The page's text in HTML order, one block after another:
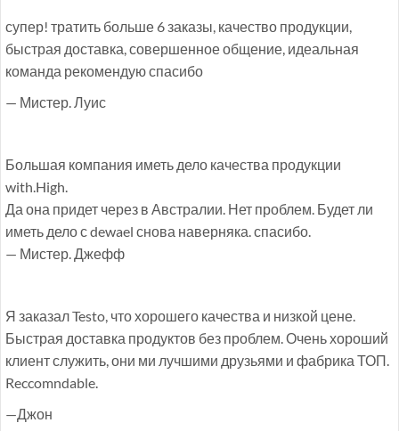
супер! тратить больше 6 заказы, качество продукции,
быстрая доставка, совершенное общение, идеальная
команда рекомендую спасибо
— Мистер. Луис
Большая компания иметь дело качества продукции
with.High.
Да она придет через в Австралии. Нет проблем. Будет ли
иметь дело с dewael снова наверняка. спасибо.
— Мистер. Джефф
Я заказал Testo, что хорошего качества и низкой цене.
Быстрая доставка продуктов без проблем. Очень хороший
клиент служить, они ми лучшими друзьями и фабрика ТОП.
Reccomndable.
—Джон